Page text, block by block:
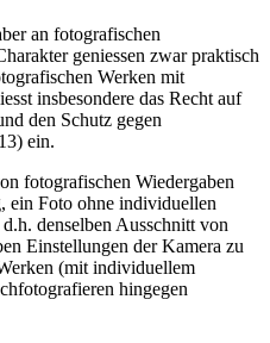
an fotografischen
geniessen zwar praktisch
Werken mit
insbesondere das Recht auf
den Schutz gegen
ein.
fotografischen Wiedergaben
ein Foto ohne individuellen
denselben Ausschnitt von
Einstellungen der Kamera zu
(mit individuellem
hingegen